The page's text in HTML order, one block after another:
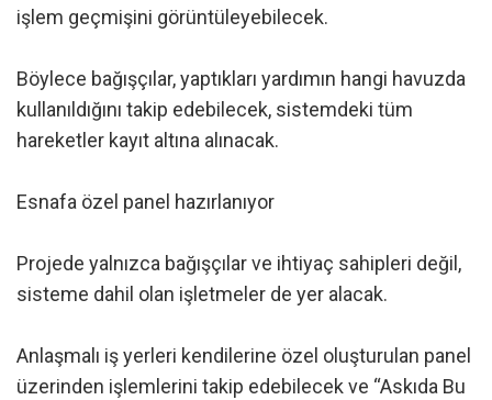
işlem geçmişini görüntüleyebilecek.
Böylece bağışçılar, yaptıkları yardımın hangi havuzda
kullanıldığını takip edebilecek, sistemdeki tüm
hareketler kayıt altına alınacak.
Esnafa özel panel hazırlanıyor
Projede yalnızca bağışçılar ve ihtiyaç sahipleri değil,
sisteme dahil olan işletmeler de yer alacak.
Anlaşmalı iş yerleri kendilerine özel oluşturulan panel
üzerinden işlemlerini takip edebilecek ve “Askıda Bu